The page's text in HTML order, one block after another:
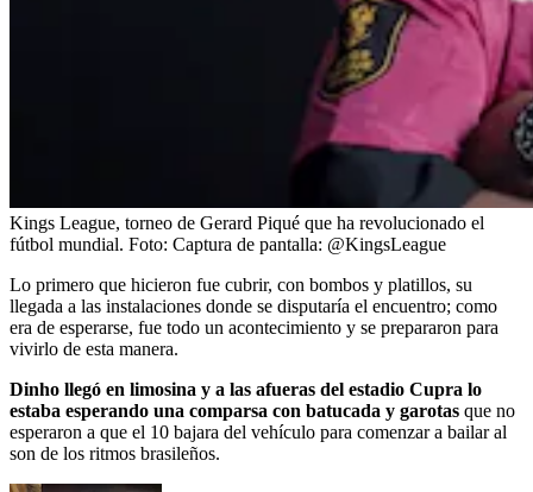
Kings League, torneo de Gerard Piqué que ha revolucionado el
fútbol mundial. Foto: Captura de pantalla: @KingsLeague
Lo primero que hicieron fue cubrir, con bombos y platillos, su
llegada a las instalaciones donde se disputaría el encuentro; como
era de esperarse, fue todo un acontecimiento y se prepararon para
vivirlo de esta manera.
Dinho llegó en limosina y a las afueras del estadio Cupra lo
estaba esperando una comparsa con batucada y garotas que no
esperaron a que el 10 bajara del vehículo para comenzar a bailar al
son de los ritmos brasileños.